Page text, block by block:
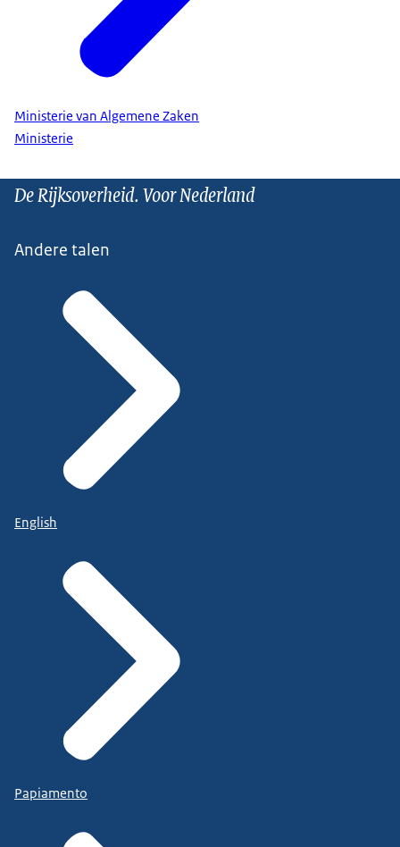
Ministerie van Algemene Zaken
Ministerie
De Rijksoverheid. Voor Nederland
Andere talen
English
Papiamento